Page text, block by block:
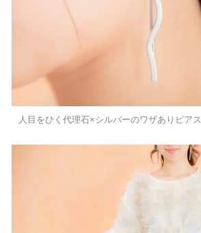
人目をひく代理石×シルバーのワザありピアス